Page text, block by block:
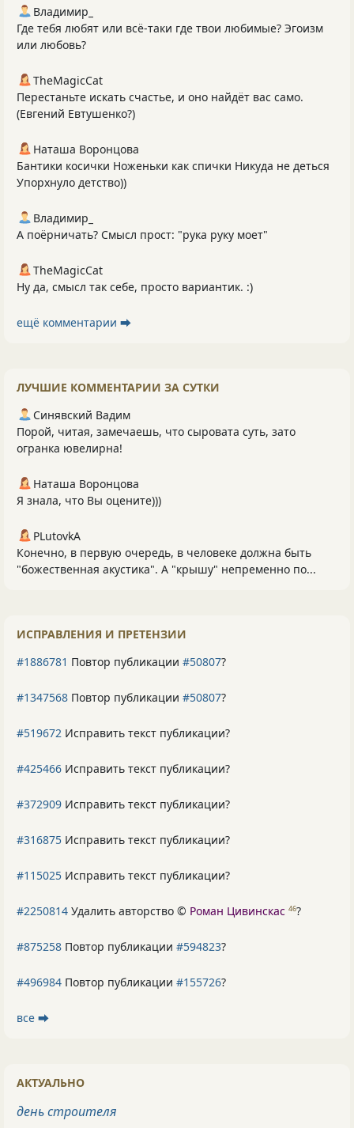
Владимир_
Где тебя любят или всё-таки где твои любимые? Эгоизм
или любовь?
TheMagicCat
Перестаньте искать счастье, и оно найдёт вас само.
(Евгений Евтушенко?)
Наташа Воронцова
Бантики косички Ноженьки как спички Никуда не деться
Упорхнуло детство))
Владимир_
А поёрничать? Смысл прост: "рука руку моет"
TheMagicCat
Ну да, смысл так себе, просто вариантик. :)
ещё комментарии ⮕
ЛУЧШИЕ КОММЕНТАРИИ ЗА СУТКИ
Синявский Вадим
Порой, читая, замечаешь, что сыровата суть, зато
огранка ювелирна!
Наташа Воронцова
Я знала, что Вы оцените)))
PLutоvkА
Конечно, в первую очередь, в человеке должна быть
"божественная акустика". А "крышу" непременно по...
ИСПРАВЛЕНИЯ И ПРЕТЕНЗИИ
#1886781 Повтор публикации #50807?
#1347568 Повтор публикации #50807?
#519672 Исправить текст публикации?
#425466 Исправить текст публикации?
#372909 Исправить текст публикации?
#316875 Исправить текст публикации?
#115025 Исправить текст публикации?
#2250814 Удалить авторство © Роман Цивинскас 46?
#875258 Повтор публикации #594823?
#496984 Повтор публикации #155726?
все ⮕
АКТУАЛЬНО
день строителя